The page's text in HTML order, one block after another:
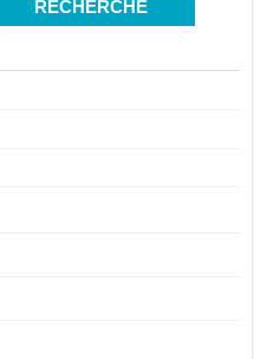
RECHERCHE